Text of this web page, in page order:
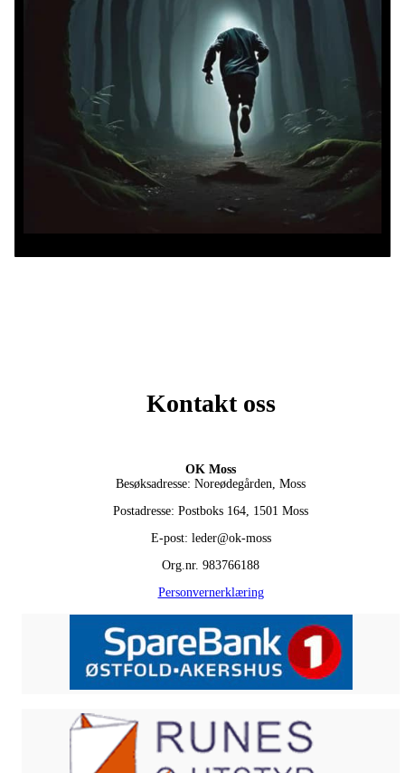
Kontakt oss
OK Moss
Besøksadresse: Noreødegården, Moss
Postadresse: Postboks 164, 1501 Moss
E-post: leder@ok-moss
Org.nr. 983766188
Personvernerklæring